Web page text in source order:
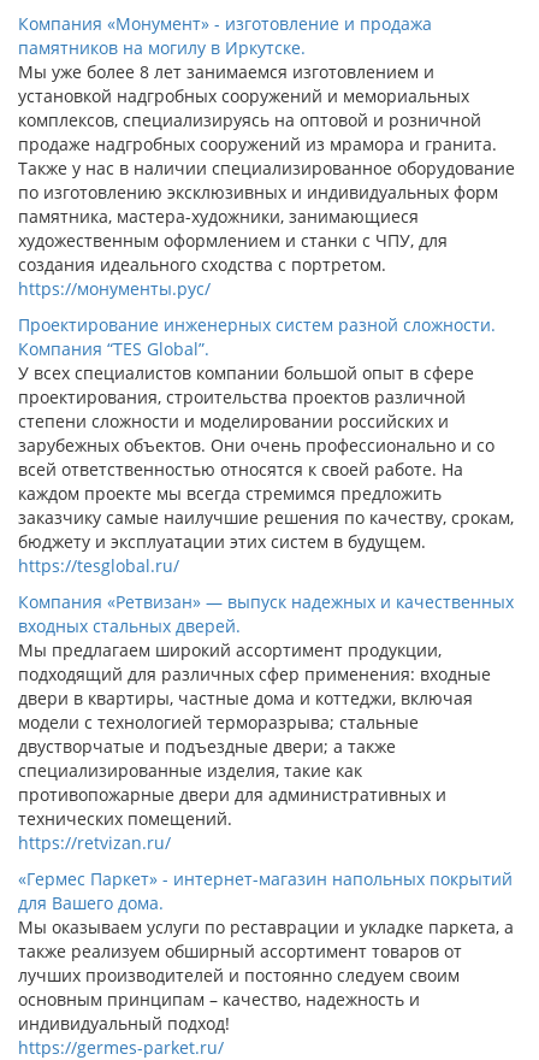
Компания «Монумент» - изготовление и продажа
памятников на могилу в Иркутске.
Мы уже более 8 лет занимаемся изготовлением и
установкой надгробных сооружений и мемориальных
комплексов, специализируясь на оптовой и розничной
продаже надгробных сооружений из мрамора и гранита.
Также у нас в наличии специализированное оборудование
по изготовлению эксклюзивных и индивидуальных форм
памятника, мастера-художники, занимающиеся
художественным оформлением и станки с ЧПУ, для
создания идеального сходства с портретом.
https://монументы.рус/
Проектирование инженерных систем разной сложности.
Компания “TES Global”.
У всех специалистов компании большой опыт в сфере
проектирования, строительства проектов различной
степени сложности и моделировании российских и
зарубежных объектов. Они очень профессионально и со
всей ответственностью относятся к своей работе. На
каждом проекте мы всегда стремимся предложить
заказчику самые наилучшие решения по качеству, срокам,
бюджету и эксплуатации этих систем в будущем.
https://tesglobal.ru/
Компания «Ретвизан» — выпуск надежных и качественных
входных стальных дверей.
Мы предлагаем широкий ассортимент продукции,
подходящий для различных сфер применения: входные
двери в квартиры, частные дома и коттеджи, включая
модели с технологией терморазрыва; стальные
двустворчатые и подъездные двери; а также
специализированные изделия, такие как
противопожарные двери для административных и
технических помещений.
https://retvizan.ru/
«Гермес Паркет» - интернет-магазин напольных покрытий
для Вашего дома.
Мы оказываем услуги по реставрации и укладке паркета, а
также реализуем обширный ассортимент товаров от
лучших производителей и постоянно следуем своим
основным принципам – качество, надежность и
индивидуальный подход!
https://germes-parket.ru/